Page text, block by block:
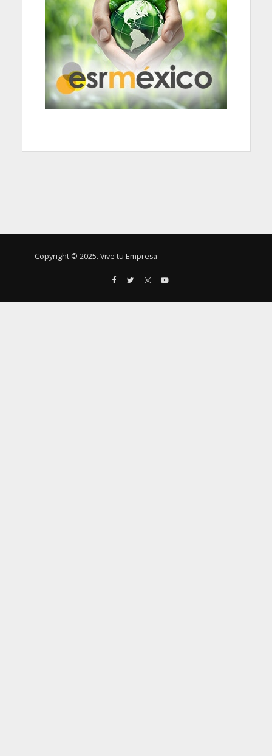
Copyright © 2025. Vive tu Empresa